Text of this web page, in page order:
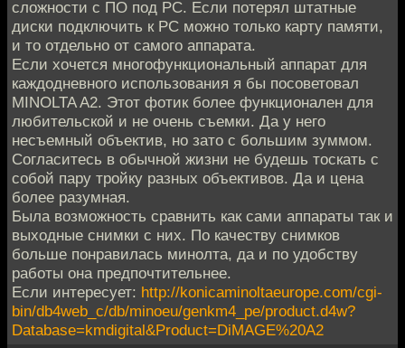
сложности с ПО под РС. Если потерял штатные
диски подключить к РС можно только карту памяти,
и то отдельно от самого аппарата.
Если хочется многофункциональный аппарат для
каждодневного использования я бы посоветовал
MINOLTA A2. Этот фотик более функционален для
любительской и не очень съемки. Да у него
несъемный объектив, но зато с большим зуммом.
Согласитесь в обычной жизни не будешь тоскать с
собой пару тройку разных объективов. Да и цена
более разумная.
Была возможность сравнить как сами аппараты так и
выходные снимки с них. По качеству снимков
больше понравилась минолта, да и по удобству
работы она предпочтительнее.
Если интересует: http://konicaminoltaeurope.com/cgi-
bin/db4web_c/db/minoeu/genkm4_pe/product.d4w?
Database=kmdigital&Product=DiMAGE%20A2